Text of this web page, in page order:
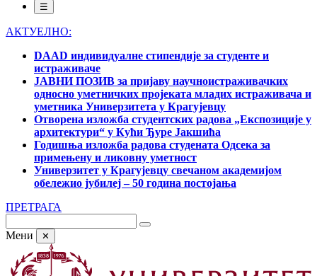
☰
АКТУЕЛНО:
DAAD индивидуалне стипендије за студенте и
истраживаче
ЈАВНИ ПОЗИВ за пријаву научноистраживачких
односно уметничких пројеката младих истраживача и
уметника Универзитета у Крагујевцу
Отворена изложба студентских радова „Експозиције у
архитектури“ у Кући Ђуре Јакшића
Годишња изложба радова студената Одсека за
примењену и ликовну уметност
Универзитет у Крагујевцу свечаном академијом
обележио јубилеј – 50 година постојања
ПРЕТРАГА
Мени ✕